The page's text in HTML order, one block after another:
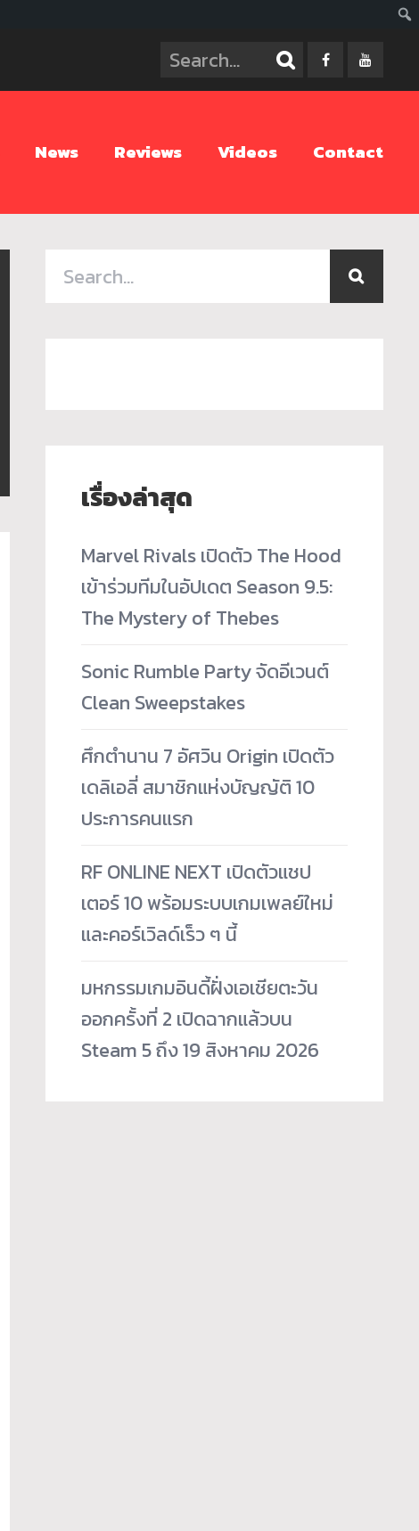
News Reviews Videos Contact
เรื่องล่าสุด
Marvel Rivals เปิดตัว The Hood
เข้าร่วมทีมในอัปเดต Season 9.5:
The Mystery of Thebes
Sonic Rumble Party จัดอีเวนต์
Clean Sweepstakes
ศึกตำนาน 7 อัศวิน Origin เปิดตัว
เดลิเอลี่ สมาชิกแห่งบัญญัติ 10
ประการคนแรก
RF ONLINE NEXT เปิดตัวแชป
เตอร์ 10 พร้อมระบบเกมเพลย์ใหม่
และคอร์เวิลด์เร็ว ๆ นี้
มหกรรมเกมอินดี้ฝั่งเอเชียตะวัน
ออกครั้งที่ 2 เปิดฉากแล้วบน
Steam 5 ถึง 19 สิงหาคม 2026